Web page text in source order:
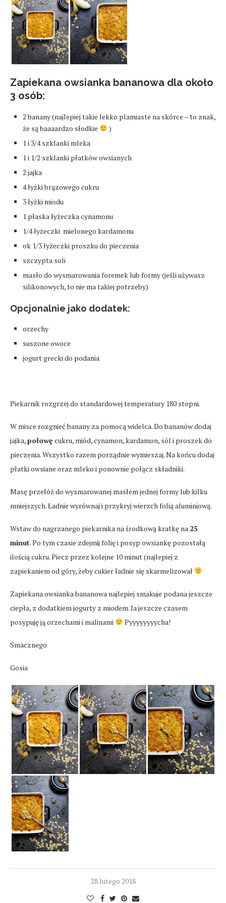
Zapiekana owsianka bananowa dla około
3 osób:
2 banany (najlepiej takie lekko plamiaste na skórce – to znak,
że są baaaardzo słodkie
)
1 i 3/4 szklanki mleka
1 i 1/2 szklanki płatków owsianych
2 jajka
4 łyżki brązowego cukru
3 łyżki miodu
1 płaska łyżeczka cynamonu
1/4 łyżeczki mielonego kardamonu
ok 1/3 łyżeczki proszku do pieczenia
szczypta soli
masło do wysmarowania foremek lub formy (jeśli używasz
silikonowych, to nie ma takiej potrzeby)
Opcjonalnie jako dodatek:
orzechy
suszone owoce
jogurt grecki do podania
Piekarnik rozgrzej do standardowej temperatury 180 stopni.
W misce rozgnieć banany za pomocą widelca. Do bananów dodaj
jajka,połowę cukru, miód, cynamon, kardamon, sól i proszek do
pieczenia. Wszystko razem porządnie wymieszaj. Na końcu dodaj
płatki owsiane oraz mleko i ponownie połącz składniki.
Masę przełóż do wysmarowanej masłem jednej formy lub kilku
mniejszych. Ładnie wyrównaj i przykryj wierzch folią aluminiową.
Wstaw do nagrzanego piekarnika na środkową kratkę na 25
minut. Po tym czasie zdejmij folię i posyp owsiankę pozostałą
ilością cukru. Piecz przez kolejne 10 minut (najlepiej z
zapiekaniem od góry, żeby cukier ładnie się skarmelizował
Zapiekana owsianka bananowa najlepiej smakuje podana jeszcze
ciepła, z dodatkiem jogurty z miodem. Ja jeszcze czasem
posypuję ją orzechami i malinami
Pyyyyyyyycha!
Smacznego
Gosia
28 lutego 2018